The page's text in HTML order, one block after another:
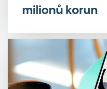
milionů korun